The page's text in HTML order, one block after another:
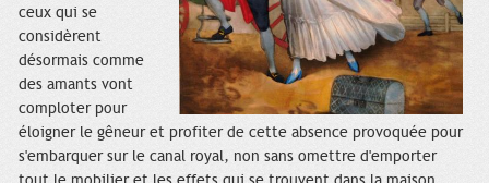
ceux qui se
considèrent
désormais comme
des amants vont
comploter pour
éloigner le gêneur et profiter de cette absence provoquée pour
s'embarquer sur le canal royal, non sans omettre d'emporter